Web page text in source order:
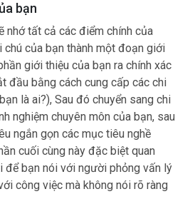
bạn
nhớ tất cả các điểm chính của
chú của bạn thành một đoạn giới
giới thiệu của bạn ra chính xác
đầu bằng cách cung cấp các chi
là ai?), Sau đó chuyển sang chi
nghiệm chuyên môn của bạn, sau
ngắn gọn các mục tiêu nghề
cuối cùng này đặc biệt quan
để bạn nói với người phỏng vấn lý
công việc mà không nói rõ ràng